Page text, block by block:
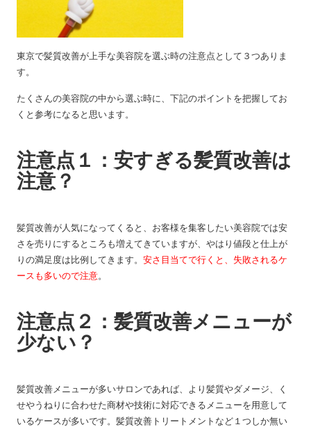
東京で髪質改善が上手な美容院を選ぶ時の注意点として３つありま
す。
たくさんの美容院の中から選ぶ時に、下記のポイントを把握してお
くと参考になると思います。
注意点１：安すぎる髪質改善は
注意？
髪質改善が人気になってくると、お客様を集客したい美容院では安
さを売りにするところも増えてきていますが、やはり値段と仕上が
りの満足度は比例してきます。 安さ目当てで行くと、失敗されるケ
ースも多いので注意。
注意点２：髪質改善メニューが
少ない？
髪質改善メニューが多いサロンであれば、より髪質やダメージ、く
せやうねりに合わせた商材や技術に対応できるメニューを用意して
いるケースが多いです。髪質改善トリートメントなど１つしか無い